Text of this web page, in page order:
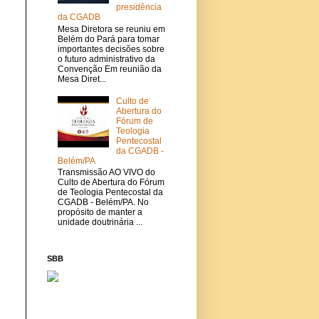
presidência
da CGADB
Mesa Diretora se reuniu em
Belém do Pará para tomar
importantes decisões sobre
o futuro administrativo da
Convenção Em reunião da
Mesa Diret...
Culto de
Abertura do
Fórum de
Teologia
Pentecostal
da CGADB -
Belém/PA
Transmissão AO VIVO do
Culto de Abertura do Fórum
de Teologia Pentecostal da
CGADB - Belém/PA. No
propósito de manter a
unidade doutrinária ...
SBB